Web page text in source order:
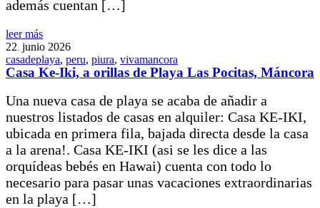
además cuentan […]
leer más
22. junio 2026
casadeplaya, peru, piura, vivamancora
Casa Ke-Iki, a orillas de Playa Las Pocitas, Máncora
Una nueva casa de playa se acaba de añadir a
nuestros listados de casas en alquiler: Casa KE-IKI,
ubicada en primera fila, bajada directa desde la casa
a la arena!. Casa KE-IKI (asi se les dice a las
orquídeas bebés en Hawai) cuenta con todo lo
necesario para pasar unas vacaciones extraordinarias
en la playa […]